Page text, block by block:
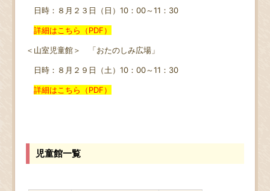
日時：８月２３日（日）10：00～11：30
詳細はこちら（PDF）
＜山室児童館＞ 「おたのしみ広場」
日時：８月２９日（土）10：00～11：30
詳細はこちら（PDF）
児童館一覧